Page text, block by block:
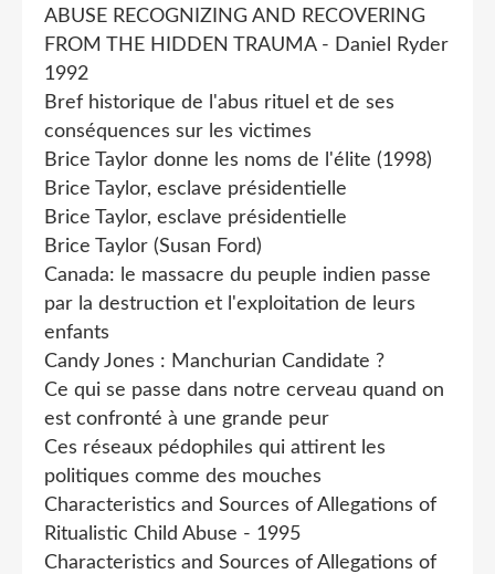
ABUSE RECOGNIZING AND RECOVERING
FROM THE HIDDEN TRAUMA - Daniel Ryder
1992
Bref historique de l'abus rituel et de ses
conséquences sur les victimes
Brice Taylor donne les noms de l'élite (1998)
Brice Taylor, esclave présidentielle
Brice Taylor, esclave présidentielle
Brice Taylor (Susan Ford)
Canada: le massacre du peuple indien passe
par la destruction et l'exploitation de leurs
enfants
Candy Jones : Manchurian Candidate ?
Ce qui se passe dans notre cerveau quand on
est confronté à une grande peur
Ces réseaux pédophiles qui attirent les
politiques comme des mouches
Characteristics and Sources of Allegations of
Ritualistic Child Abuse - 1995
Characteristics and Sources of Allegations of